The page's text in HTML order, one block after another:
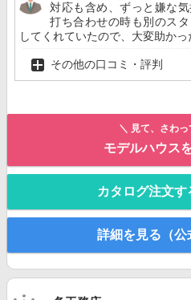
対応も含め、ずっと嫌な
打ち合わせの時も別のス
してくれていたので、大変助かっ
その他の口コミ・評判
＼ 見て、さわっ
モデルハウス
カタログ注文す
詳細を見る（公